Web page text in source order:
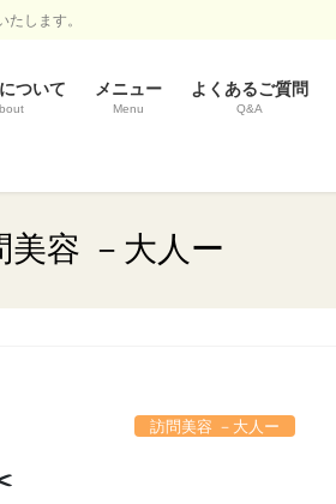
します。
ついて メニュー
Menu
よくあるご質問
Q&A
美容 －大人ー
訪問美容 －大人ー